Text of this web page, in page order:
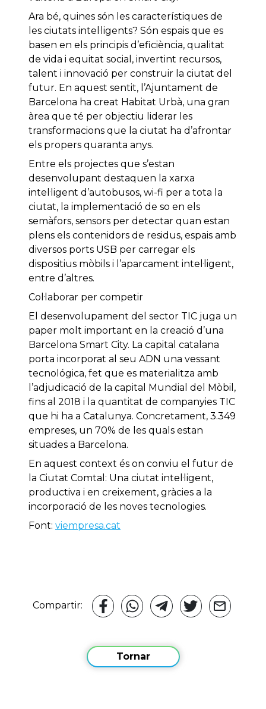
Ara bé, quines són les característiques de
les ciutats intel·ligents? Són espais que es
basen en els principis d’eficiència, qualitat
de vida i equitat social, invertint recursos,
talent i innovació per construir la ciutat del
futur. En aquest sentit, l’Ajuntament de
Barcelona ha creat Habitat Urbà, una gran
àrea que té per objectiu liderar les
transformacions que la ciutat ha d’afrontar
els propers quaranta anys.
Entre els projectes que s’estan
desenvolupant destaquen la xarxa
intel·ligent d’autobusos, wi-fi per a tota la
ciutat, la implementació de so en els
semàfors, sensors per detectar quan estan
plens els contenidors de residus, espais amb
diversos ports USB per carregar els
dispositius mòbils i l’aparcament intel·ligent,
entre d’altres.
Col·laborar per competir
El desenvolupament del sector TIC juga un
paper molt important en la creació d’una
Barcelona Smart City. La capital catalana
porta incorporat al seu ADN una vessant
tecnológica, fet que es materialitza amb
l’adjudicació de la capital Mundial del Mòbil,
fins al 2018 i la quantitat de companyies TIC
que hi ha a Catalunya. Concretament, 3.349
empreses, un 70% de les quals estan
situades a Barcelona.
En aquest context és on conviu el futur de
la Ciutat Comtal: Una ciutat intel·ligent,
productiva i en creixement, gràcies a la
incorporació de les noves tecnologies.
Font: viempresa.cat
Compartir:
Tornar